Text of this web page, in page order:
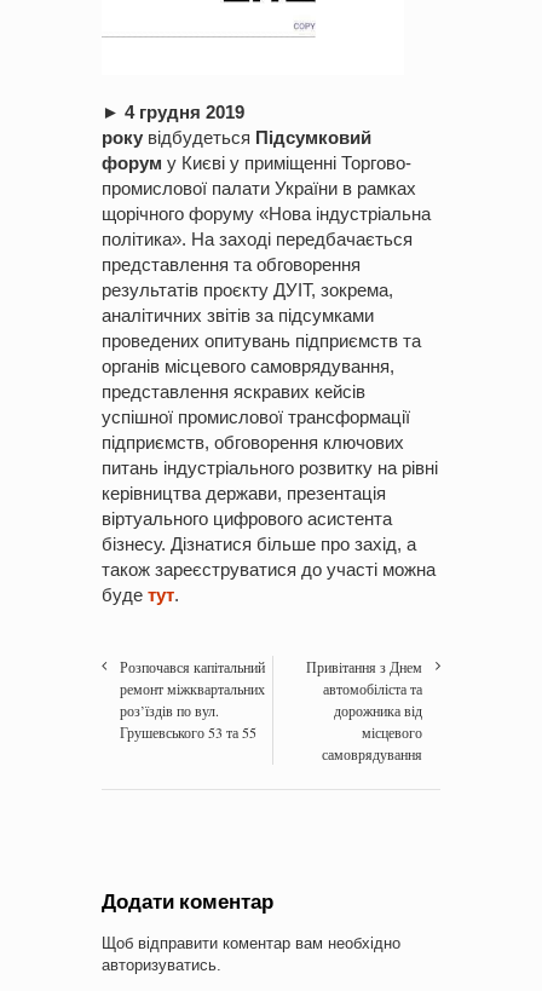
► 4 грудня 2019
року відбудеться Підсумковий
форум у Києві у приміщенні Торгово-
промислової палати України в рамках
щорічного форуму «Нова індустріальна
політика». На заході передбачається
представлення та обговорення
результатів проєкту ДУІТ, зокрема,
аналітичних звітів за підсумками
проведених опитувань підприємств та
органів місцевого самоврядування,
представлення яскравих кейсів
успішної промислової трансформації
підприємств, обговорення ключових
питань індустріального розвитку на рівні
керівництва держави, презентація
віртуального цифрового асистента
бізнесу. Дізнатися більше про захід, а
також зареєструватися до участі можна
буде тут.
Розпочався капітальний
ремонт міжквартальних
роз’їздів по вул.
Грушевського 53 та 55
Привітання з Днем
автомобіліста та
дорожника від
місцевого
самоврядування
Додати коментар
Щоб відправити коментар вам необхідно
авторизуватись